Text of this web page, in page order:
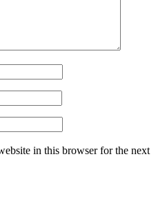
in this browser for the next